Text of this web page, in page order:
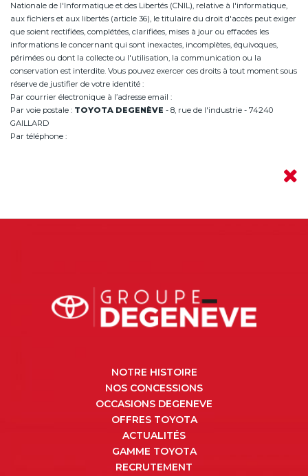
Nationale de l'Informatique et des Libertés (CNIL), relative à l'informatique,
aux fichiers et aux libertés (article 36), le titulaire du droit d'accès peut exiger
que soient rectifiées, complétées, clarifiées, mises à jour ou effacées les
informations le concernant qui sont inexactes, incomplètes, équivoques,
périmées ou dont la collecte ou l'utilisation, la communication ou la
conservation est interdite. Vous pouvez exercer ces droits à tout moment sous
réserve de justifier de votre identité :
Par courrier électronique à l’adresse email :
Par voie postale : TOYOTA DEGENÈVE - 8, rue de l'industrie - 74240
GAILLARD
Par téléphone :
NOTRE HISTOIRE
NOS CONCESSIONS
OCCASIONS DEGENEVE
OFFRES TOYOTA
ACTUALITÉS
GAMME TOYOTA
RECRUTEMENT